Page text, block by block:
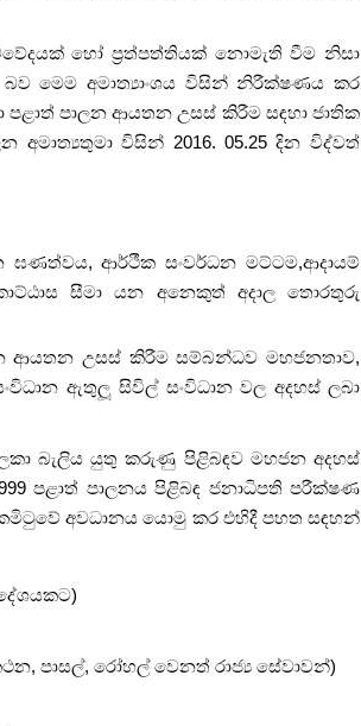
හෝ ප්‍රත්පත්තියක් නොමැති වීම නිසා
මෙම අමාත්‍යාංශය විසින් නිරීක්ෂණය කර
පාලන ආයතන උසස් කිරීම සඳහා ජාතික
විසින් 2016. 05.25 දින විද්වත්
ආර්ථීක සංවර්ධන මට්ටම,ආදායම්
සීමා යන අනෙකුත් අදාල තොරතුරු
ආයතන උසස් කිරීම සම්බන්ධව මහජනතාව,
ඇතුලූ‍ සිවිල් සංවිධාන වල අදහස් ලබා
බැලිය යුතු කරුණු පිළිබඳව මහජන අදහස්
පළාත් පාලනය පිළිබඳ ජනාධිපති පරීක්ෂණ
අවධානය යොමු කර එහිදී පහත සඳහන්
පාසල්, රෝහල් වෙනත් රාජ්‍ය සේවාවන්)